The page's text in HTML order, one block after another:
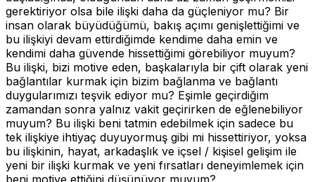
gerektiriyor olsa bile ilişki daha da güçleniyor mu? Bir
insan olarak büyüdüğümü, bakış açımı genişlettiğimi ve
bu ilişkiyi devam ettirdiğimde kendime daha emin ve
kendimi daha güvende hissettiğimi görebiliyor muyum?
Bu ilişki, bizi motive eden, başkalarıyla bir çift olarak yeni
bağlantılar kurmak için bizim bağlanma ve bağlantı
duygularımızı teşvik ediyor mu? Eşimle geçirdiğim
zamandan sonra yalnız vakit geçirirken de eğlenebiliyor
muyum? Bu ilişki beni tatmin edebilmek için sadece bu
tek ilişkiye ihtiyaç duyuyormuş gibi mi hissettiriyor, yoksa
bu ilişkinin, hayat, arkadaşlık ve içsel / kişisel gelişim ile
yeni bir ilişki kurmak ve yeni fırsatları deneyimlemek için